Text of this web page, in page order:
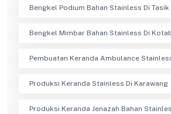
Bengkel Podium Bahan Stainless Di Tasik
Bengkel Mimbar Bahan Stainless Di
Pembuatan Keranda Ambulance
Produksi Keranda Stainless Di Karawang
Produksi Keranda Jenazah Bahan